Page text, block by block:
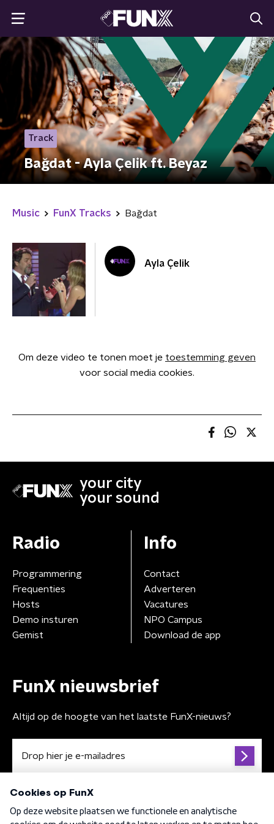
Track
Bağdat - Ayla Çelik ft. Beyaz
Music FunX Tracks Bağdat
Ayla Çelik
Om deze video te tonen moet je toestemming geven
voor social media cookies.
your city
your sound
Radio
Programmering
Frequenties
Hosts
Demo insturen
Gemist
Info
Contact
Adverteren
Vacatures
NPO Campus
Download de app
FunX nieuwsbrief
Altijd op de hoogte van het laatste FunX-nieuws?